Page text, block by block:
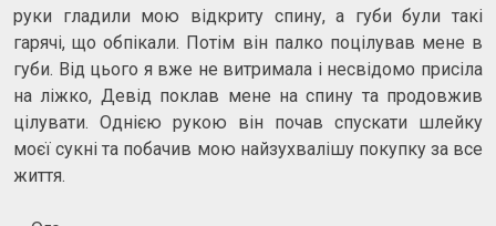
руки гладили мою відкриту спину, а губи були такі
гарячі, що обпікали. Потім він палко поцілував мене в
губи. Від цього я вже не витримала і несвідомо присіла
на ліжко, Девід поклав мене на спину та продовжив
цілувати. Однією рукою він почав спускати шлейку
моєї сукні та побачив мою найзухвалішу покупку за все
життя.